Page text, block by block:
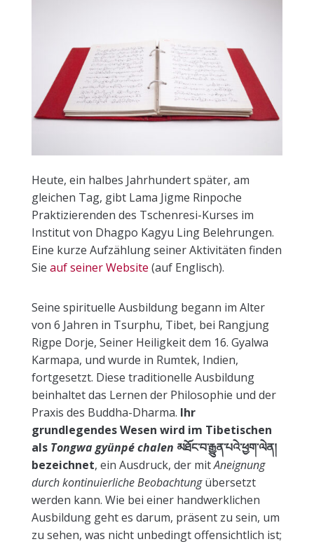
Heute, ein halbes Jahrhundert später, am
gleichen Tag, gibt Lama Jigme Rinpoche
Praktizierenden des Tschenresi-Kurses im
Institut von Dhagpo Kagyu Ling Belehrungen.
Eine kurze Aufzählung seiner Aktivitäten finden
Sie auf seiner Website (auf Englisch).
Seine spirituelle Ausbildung begann im Alter
von 6 Jahren in Tsurphu, Tibet, bei Rangjung
Rigpe Dorje, Seiner Heiligkeit dem 16. Gyalwa
Karmapa, und wurde in Rumtek, Indien,
fortgesetzt. Diese traditionelle Ausbildung
beinhaltet das Lernen der Philosophie und der
Praxis des Buddha-Dharma. Ihr
grundlegendes Wesen wird im Tibetischen
als Tongwa gyünpé chalen མཐོང་བ་རྒྱུན་པའེ་ཕྱག་ལེན།
bezeichnet, ein Ausdruck, der mitAneignung
durch kontinuierliche Beobachtungübersetzt
werden kann. Wie bei einer handwerklichen
Ausbildung geht es darum, präsent zu sein, um
zu sehen, was nicht unbedingt offensichtlich ist;